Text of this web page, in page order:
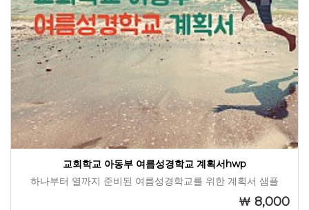
교회학교 아동부 여름성경학교 계획서hwp
하나부터 열까지 준비된 여름성경학교를 위한 계획서 샘플
8,000